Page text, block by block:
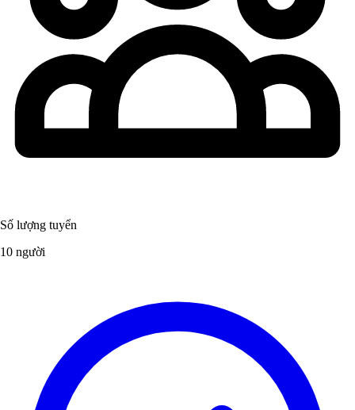
Số lượng tuyển
10 người